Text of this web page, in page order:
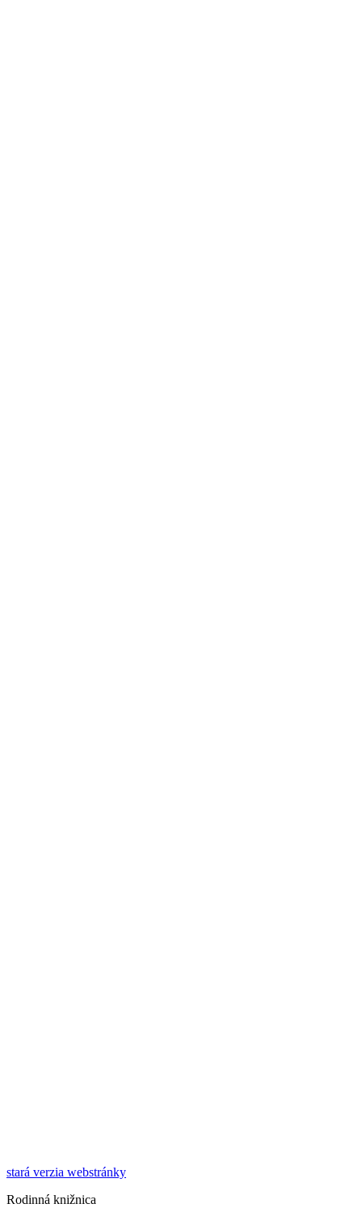
stará verzia webstránky
Rodinná knižnica